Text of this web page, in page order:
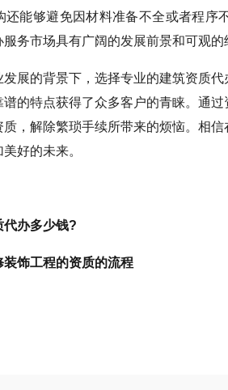
还能够避免因材料准备不全或者程序
务市场具有广阔的发展前景和可观的
的背景下，选择专业的建筑资质代
的特点获得了众多客户的青睐。通
，解除繁琐手续所带来的烦恼。相
好的未来。
代办多少钱?
装饰工程的资质的流程